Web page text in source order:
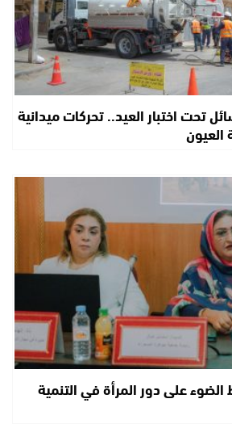
تحت اختبار العيد.. تحركات ميدانية
على دور المرأة في التنمية